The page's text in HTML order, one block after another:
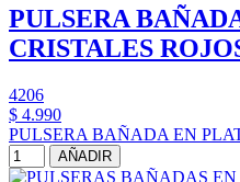
PULSERA
CRISTALES
4206
$ 4.990
PULSERA BAÑADA EN
AÑADIR